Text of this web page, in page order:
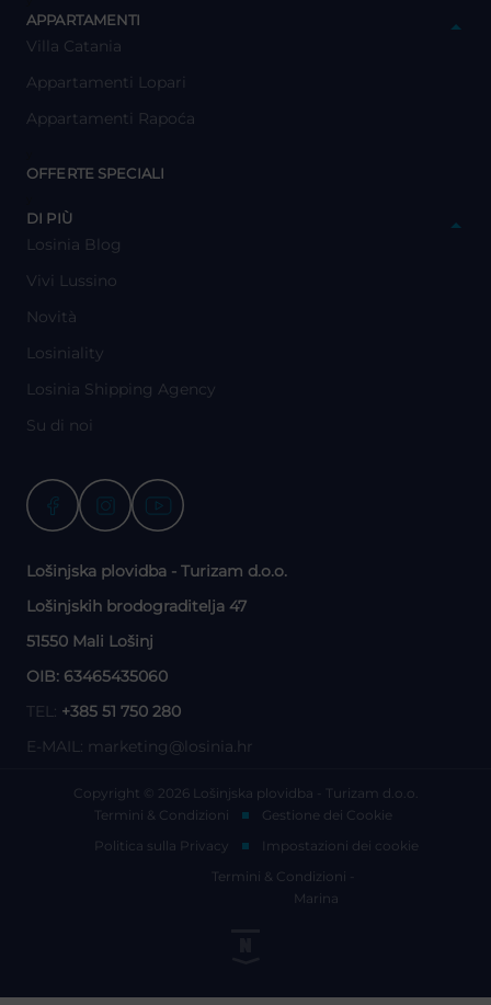
APPARTAMENTI
Villa Catania
Appartamenti Lopari
Appartamenti Rapoća
OFFERTE SPECIALI
DI PIÙ
Losinia Blog
Vivi Lussino
Novità
Losiniality
Losinia Shipping Agency
Su di noi
Lošinjska plovidba - Turizam d.o.o.
Lošinjskih brodograditelja 47
51550 Mali Lošinj
OIB: 63465435060
TEL: +385 51 750 280
E-MAIL: marketing@losinia.hr
Copyright © 2026 Lošinjska plovidba - Turizam d.o.o.
Termini & Condizioni
Gestione dei Cookie
Politica sulla Privacy
Impostazioni dei cookie
Termini & Condizioni -
Marina